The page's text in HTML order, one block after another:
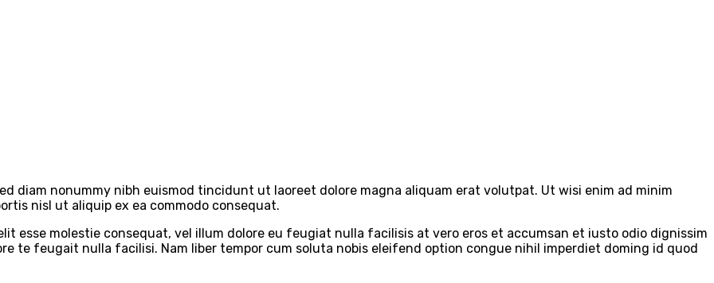
diam nonummy nibh euismod tincidunt ut laoreet dolore magna aliquam erat volutpat. Ut wisi enim ad minim
nisl ut aliquip ex ea commodo consequat.
esse molestie consequat, vel illum dolore eu feugiat nulla facilisis at vero eros et accumsan et iusto odio dignissim
te feugait nulla facilisi. Nam liber tempor cum soluta nobis eleifend option congue nihil imperdiet doming id quod